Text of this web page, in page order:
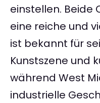
einstellen. Beide
eine reiche und
ist bekannt für
Kunstszene und
während West
industrielle